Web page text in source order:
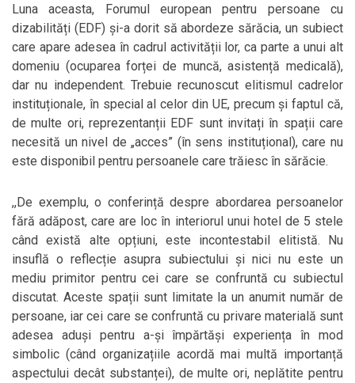
Luna aceasta, Forumul european pentru persoane cu
dizabilități (EDF) și-a dorit să abordeze sărăcia, un subiect
care apare adesea în cadrul activității lor, ca parte a unui alt
domeniu (ocuparea forței de muncă, asistență medicală),
dar nu independent. Trebuie recunoscut elitismul cadrelor
instituționale, în special al celor din UE, precum și faptul că,
de multe ori, reprezentanții EDF sunt invitați în spații care
necesită un nivel de „acces” (în sens instituțional), care nu
este disponibil pentru persoanele care trăiesc în sărăcie.
,,De exemplu, o conferință despre abordarea persoanelor
fără adăpost, care are loc în interiorul unui hotel de 5 stele
când există alte opțiuni, este incontestabil elitistă. Nu
insuflă o reflecție asupra subiectului și nici nu este un
mediu primitor pentru cei care se confruntă cu subiectul
discutat. Aceste spații sunt limitate la un anumit număr de
persoane, iar cei care se confruntă cu privare materială sunt
adesea aduși pentru a-și împărtăși experiența în mod
simbolic (când organizațiile acordă mai multă importanță
aspectului decât substanței), de multe ori, neplătite pentru